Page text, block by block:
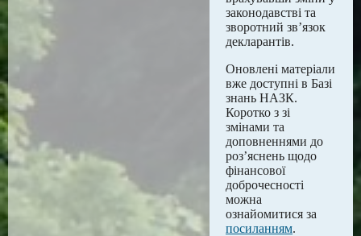
законодавстві та
зворотний зв’язок
декларантів.
Оновлені матеріали
вже доступні в Базі
знань НАЗК.
Коротко з зі
змінами та
доповненнями до
роз’яснень щодо
фінансової
доброчесності
можна
ознайомитися за
посиланням.